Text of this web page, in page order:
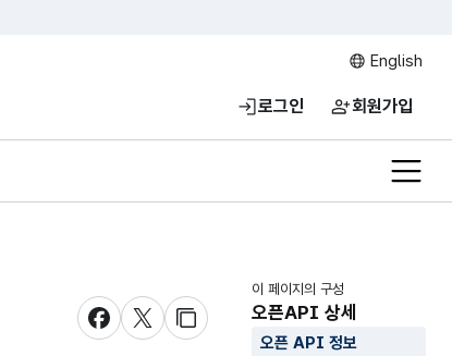
English
로그인 회원가입
전체
새창 열림새창 열림새창 열림
이 페이지의 구성
오픈API 상세
오픈 API 정보